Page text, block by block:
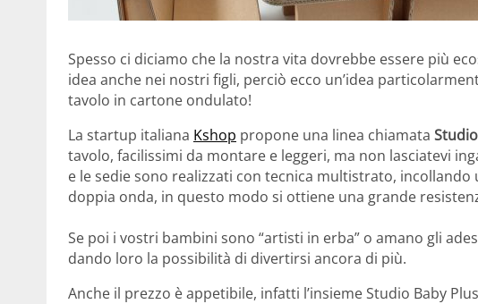
Spesso ci diciamo che la nostra vita dovrebbe essere più
idea anche nei nostri figli, perciò ecco un’idea
tavolo in cartone ondulato!
La startup italiana Kshop propone una linea chiamata
tavolo, facilissimi da montare e leggeri, ma non lasciatevi
e le sedie sono realizzati con tecnica multistrato,
doppia onda, in questo modo si ottiene una grande
Se poi i vostri bambini sono “artisti in erba” o amano gli
dando loro la possibilità di divertirsi ancora di più.
Anche il prezzo è appetibile, infatti l’insieme Studio Baby